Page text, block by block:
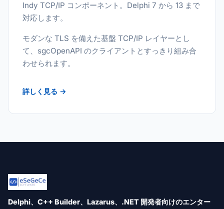
Indy TCP/IP コンポーネント。Delphi 7 から 13 まで
対応します。
モダンな TLS を備えた基盤 TCP/IP レイヤーとし
て、sgcOpenAPI のクライアントとすっきり組み合
わせられます。
詳しく見る →
Delphi、C++ Builder、Lazarus、.NET 開発者向けのエンター